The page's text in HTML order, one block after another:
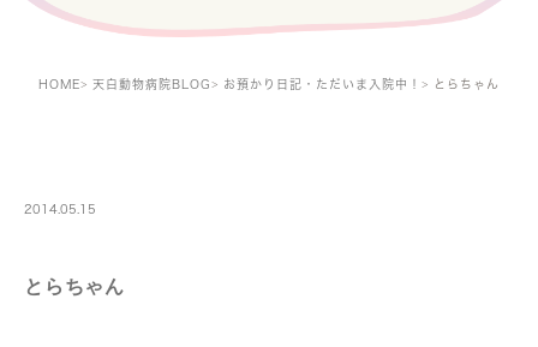
HOME 天白動物病院BLOG お預かり日記・ただいま入院中！ とらちゃん
2014.05.15
とらちゃん